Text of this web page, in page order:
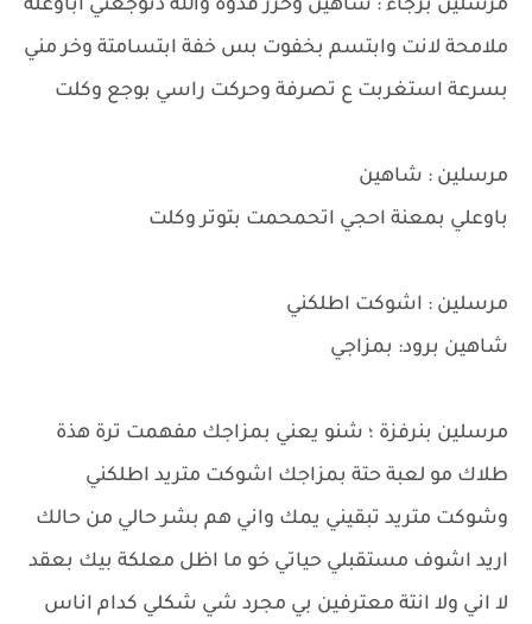
مرسلين برجاء : شاهين وخرر فدوة والله دتوجعني اباوعلة
ملامحة لانت وابتسم بخفوت بس خفة ابتسامتة وخر مني
بسرعة استغربت ع تصرفة وحركت راسي بوجع وكلت
مرسلين : شاهين
باوعلي بمعنة احجي اتحمحمت بتوتر وكلت
مرسلين : اشوكت اطلكني
شاهين برود: بمزاجي
مرسلين بنرفزة ؛ شنو يعني بمزاجك مفهمت ترة هذة
طلاك مو لعبة حتة بمزاجك اشوكت متريد اطلكني
وشوكت متريد تبقيني يمك واني هم بشر حالي من حالك
اريد اشوف مستقبلي حياتي خو ما اظل معلكة بيك بعقد
لا اني ولا انتة معترفين بي مجرد شي شكلي كدام اناس